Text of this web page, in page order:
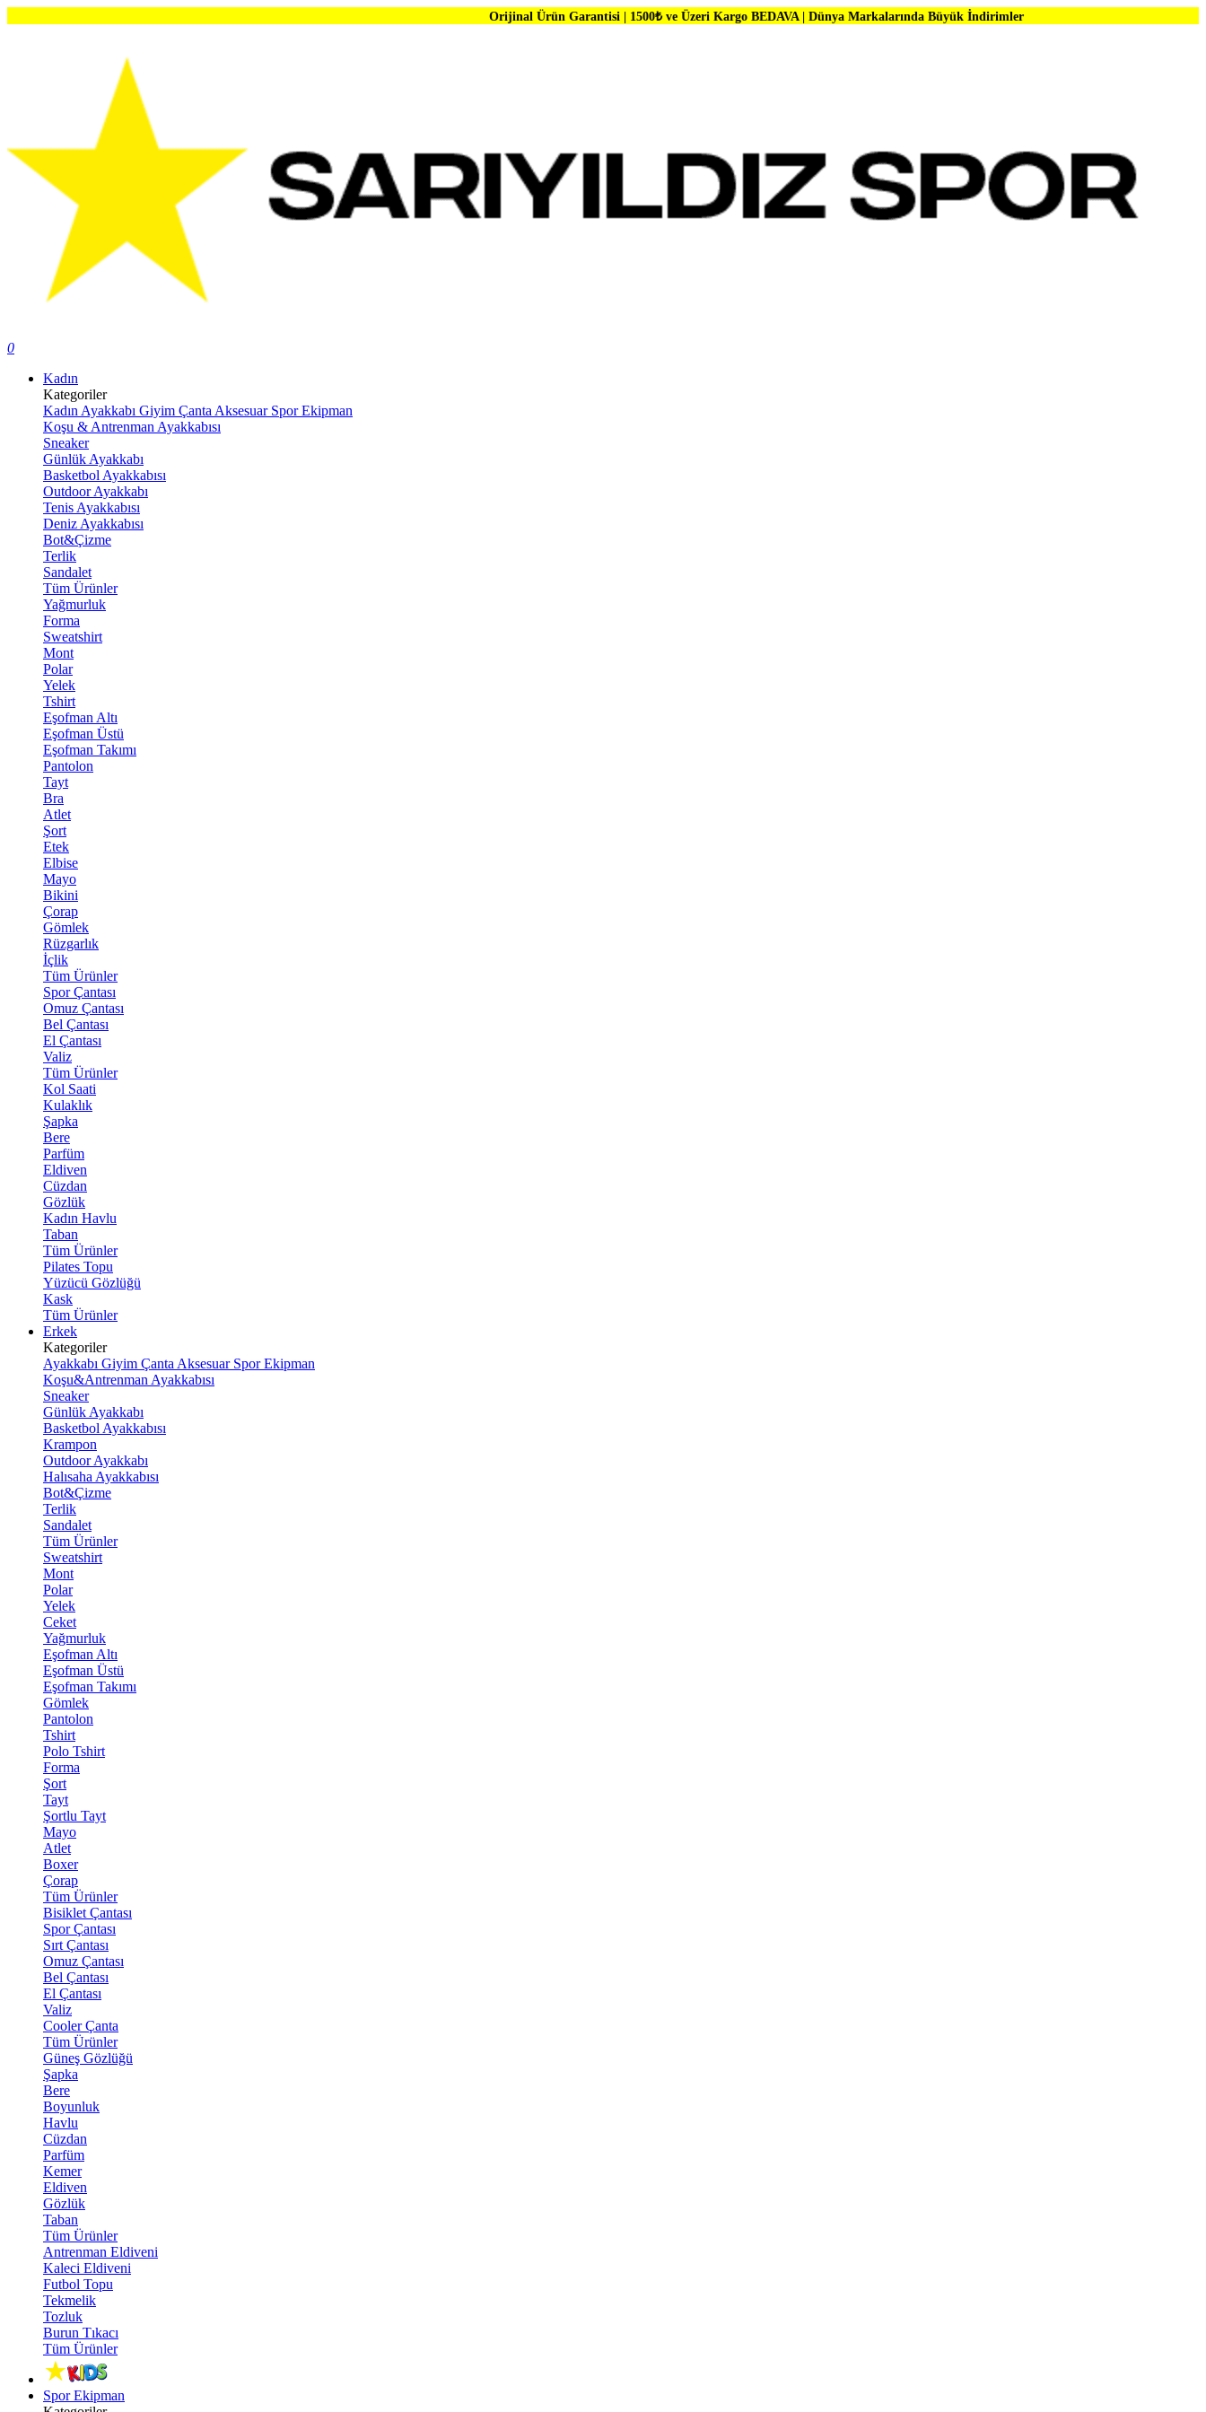
Orijinal Ürün Garantisi | 1500₺ ve Üzeri Kargo BEDAVA | Dünya Markalarında Büyük İndirimler
0
Kadın
Kategoriler
Kadın Ayakkabı Giyim Çanta Aksesuar Spor Ekipman
Koşu & Antrenman Ayakkabısı
Sneaker
Günlük Ayakkabı
Basketbol Ayakkabısı
Outdoor Ayakkabı
Tenis Ayakkabısı
Deniz Ayakkabısı
Bot&Çizme
Terlik
Sandalet
Tüm Ürünler
Yağmurluk
Forma
Sweatshirt
Mont
Polar
Yelek
Tshirt
Eşofman Altı
Eşofman Üstü
Eşofman Takımı
Pantolon
Tayt
Bra
Atlet
Şort
Etek
Elbise
Mayo
Bikini
Çorap
Gömlek
Rüzgarlık
İçlik
Tüm Ürünler
Spor Çantası
Omuz Çantası
Bel Çantası
El Çantası
Valiz
Tüm Ürünler
Kol Saati
Kulaklık
Şapka
Bere
Parfüm
Eldiven
Cüzdan
Gözlük
Kadın Havlu
Taban
Tüm Ürünler
Pilates Topu
Yüzücü Gözlüğü
Kask
Tüm Ürünler
Erkek
Kategoriler
Ayakkabı Giyim Çanta Aksesuar Spor Ekipman
Koşu&Antrenman Ayakkabısı
Sneaker
Günlük Ayakkabı
Basketbol Ayakkabısı
Krampon
Outdoor Ayakkabı
Halısaha Ayakkabısı
Bot&Çizme
Terlik
Sandalet
Tüm Ürünler
Sweatshirt
Mont
Polar
Yelek
Ceket
Yağmurluk
Eşofman Altı
Eşofman Üstü
Eşofman Takımı
Gömlek
Pantolon
Tshirt
Polo Tshirt
Forma
Şort
Tayt
Şortlu Tayt
Mayo
Atlet
Boxer
Çorap
Tüm Ürünler
Bisiklet Çantası
Spor Çantası
Sırt Çantası
Omuz Çantası
Bel Çantası
El Çantası
Valiz
Cooler Çanta
Tüm Ürünler
Güneş Gözlüğü
Şapka
Bere
Boyunluk
Havlu
Cüzdan
Parfüm
Kemer
Eldiven
Gözlük
Taban
Tüm Ürünler
Antrenman Eldiveni
Kaleci Eldiveni
Futbol Topu
Tekmelik
Tozluk
Burun Tıkacı
Tüm Ürünler
Spor Ekipman